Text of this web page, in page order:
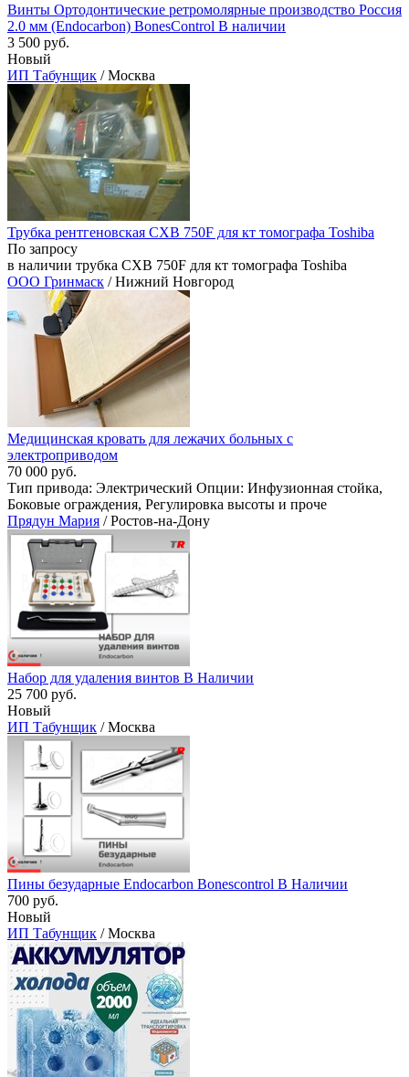
Винты Ортодонтические ретромолярные производство Россия
2.0 мм (Endocarbon) BonesControl В наличии
3 500 руб.
Новый
ИП Табунщик / Москва
Трубка рентгеновская CXB 750F для кт томографа Toshiba
По запросу
в наличии трубка CXB 750F для кт томографа Toshiba
ООО Гринмаск / Нижний Новгород
Медицинская кровать для лежачих больных с
электроприводом
70 000 руб.
Тип привода: Электрический Опции: Инфузионная стойка,
Боковые ограждения, Регулировка высоты и проче
Прядун Мария / Ростов-на-Дону
Набор для удаления винтов В Наличии
25 700 руб.
Новый
ИП Табунщик / Москва
Пины безударные Endocarbon Bonescontrol В Наличии
700 руб.
Новый
ИП Табунщик / Москва